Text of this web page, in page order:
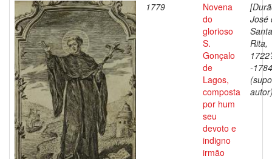
1779
Novena
do
glorioso
S.
Gonçalo
de
Lagos,
composta
por hum
seu
devoto e
indigno
irmão
José
Santa
Rita,
-1784